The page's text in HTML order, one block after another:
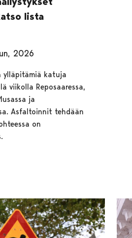
lista
2026
ylläpitämiä katuja
viikolla Reposaaressa,
ja
Asfaltoinnit tehdään
on